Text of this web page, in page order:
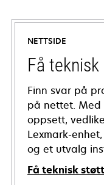
NETTSIDE
Få
Finn svar på
på nettet. Med
oppsett,
Lexmark-
og et utvalg
Få teknisk